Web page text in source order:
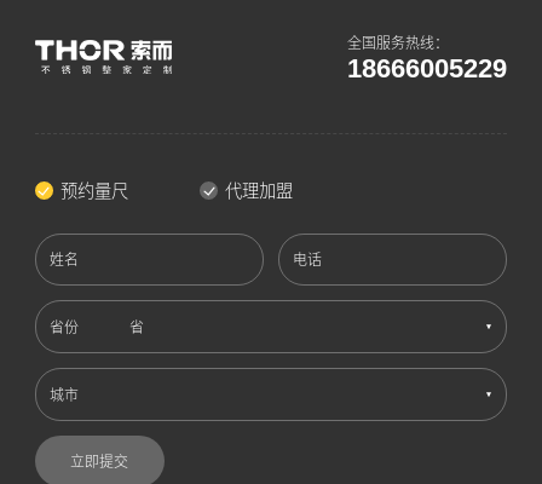
全国服务热线：
18666005229
预约量尺 代理加盟
姓名 电话
省份
城市
立即提交